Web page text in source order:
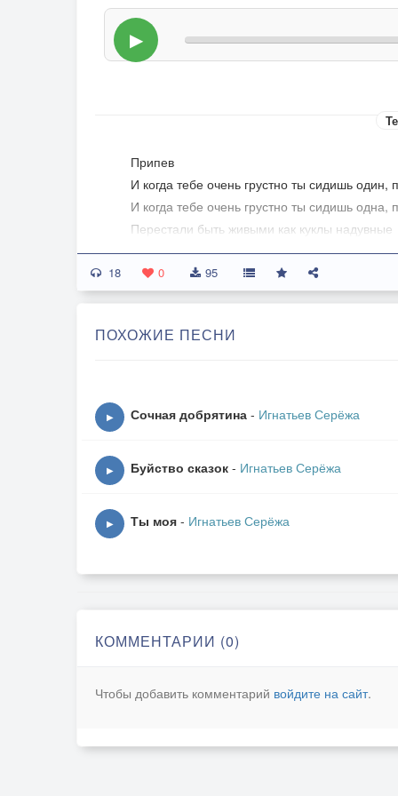
▶
Припев
И когда тебе очень грустно ты сидишь один,
И когда тебе очень грустно ты сидишь одна,
Перестали быть живыми как куклы надувные
Фальшивые улыбки наделёны негативом
И бессмысленная злоба ой я ой я изнутри
18 0 95
ПОХОЖИЕ ПЕСНИ
▶ Сочная добрятина - Игнатьев Серёжа
▶ Буйство сказок - Игнатьев Серёжа
▶ Ты моя - Игнатьев Серёжа
КОММЕНТАРИИ (0)
Чтобы добавить комментарий войдите на сайт.